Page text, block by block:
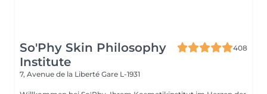
So'Phy Skin Philosophy
Institute
408
7, Avenue de la Liberté Gare L-1931